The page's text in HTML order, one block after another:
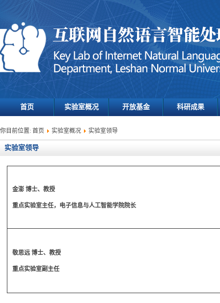
首页 实验室概况 开放基金 科研成果
你目前位置: 首页 实验室概况 实验室领导
实验室领导
金澎 博士、教授
重点实验室主任，电子信息与人工智能学院院长
敬思远 博士、教授
重点实验室副主任